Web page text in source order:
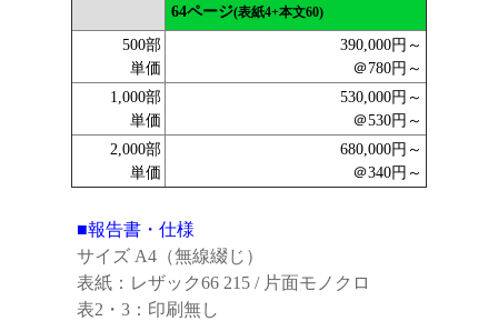
64ページ(表紙4+本文60)
500部
単価
390,000円～
＠780円～
1,000部
単価
530,000円～
＠530円～
2,000部
単価
680,000円～
＠340円～
■報告書・仕様
サイズ A4（無線綴じ）
表紙：レザック66 215 / 片面モノクロ
表2・3：印刷無し